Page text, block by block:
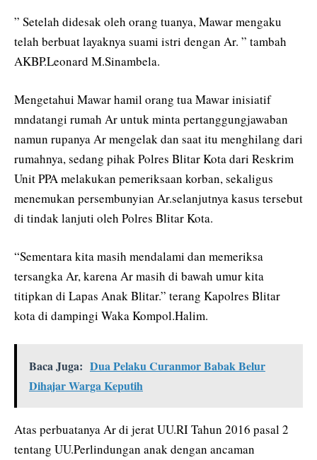
” Setelah didesak oleh orang tuanya, Mawar mengaku
telah berbuat layaknya suami istri dengan Ar. ” tambah
AKBP.Leonard M.Sinambela.
Mengetahui Mawar hamil orang tua Mawar inisiatif
mndatangi rumah Ar untuk minta pertanggungjawaban
namun rupanya Ar mengelak dan saat itu menghilang dari
rumahnya, sedang pihak Polres Blitar Kota dari Reskrim
Unit PPA melakukan pemeriksaan korban, sekaligus
menemukan persembunyian Ar.selanjutnya kasus tersebut
di tindak lanjuti oleh Polres Blitar Kota.
“Sementara kita masih mendalami dan memeriksa
tersangka Ar, karena Ar masih di bawah umur kita
titipkan di Lapas Anak Blitar.” terang Kapolres Blitar
kota di dampingi Waka Kompol.Halim.
Baca Juga: Dua Pelaku Curanmor Babak Belur
Dihajar Warga Keputih
Atas perbuatanya Ar di jerat UU.RI Tahun 2016 pasal 2
tentang UU.Perlindungan anak dengan ancaman